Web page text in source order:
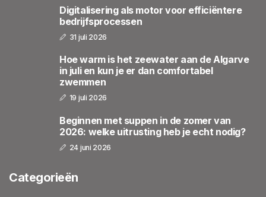
Digitalisering als motor voor efficiëntere
bedrijfsprocessen
31 juli 2026
Hoe warm is het zeewater aan de Algarve
in juli en kun je er dan comfortabel
zwemmen
19 juli 2026
Beginnen met suppen in de zomer van
2026: welke uitrusting heb je echt nodig?
24 juni 2026
Categorieën